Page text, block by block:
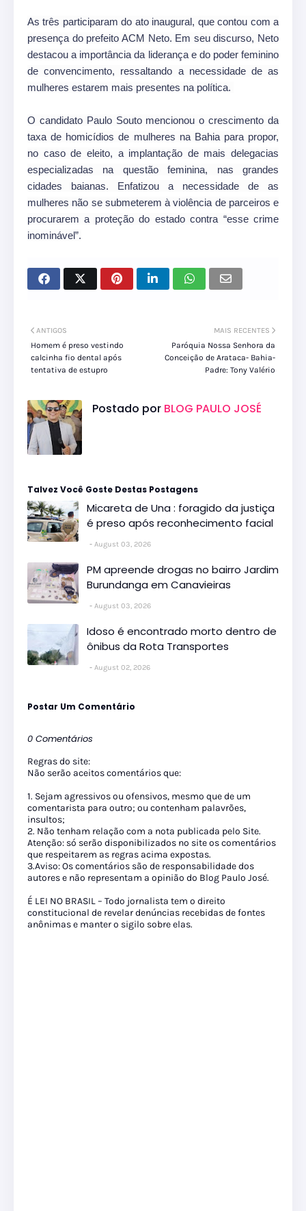
As três participaram do ato inaugural, que contou com a
presença do prefeito ACM Neto. Em seu discurso, Neto
destacou a importância da liderança e do poder feminino
de convencimento, ressaltando a necessidade de as
mulheres estarem mais presentes na política.
O candidato Paulo Souto mencionou o crescimento da
taxa de homicídios de mulheres na Bahia para propor,
no caso de eleito, a implantação de mais delegacias
especializadas na questão feminina, nas grandes
cidades baianas. Enfatizou a necessidade de as
mulheres não se submeterem à violência de parceiros e
procurarem a proteção do estado contra “esse crime
inominável”.
MAIS RECENTES
Paróquia Nossa Senhora da
Conceição de Arataca- Bahia-
Padre: Tony Valério
ANTIGOS
Homem é preso vestindo
calcinha fio dental após
tentativa de estupro
Postado por BLOG PAULO JOSÉ
Talvez Você Goste Destas Postagens
Micareta de Una : foragido da justiça
é preso após reconhecimento facial
August 03, 2026
PM apreende drogas no bairro Jardim
Burundanga em Canavieiras
August 03, 2026
Idoso é encontrado morto dentro de
ônibus da Rota Transportes
August 02, 2026
Postar Um Comentário
0 Comentários
Regras do site:
Não serão aceitos comentários que:
1. Sejam agressivos ou ofensivos, mesmo que de um
comentarista para outro; ou contenham palavrões,
insultos;
2. Não tenham relação com a nota publicada pelo Site.
Atenção: só serão disponibilizados no site os comentários
que respeitarem as regras acima expostas.
3.Aviso: Os comentários são de responsabilidade dos
autores e não representam a opinião do Blog Paulo José.
É LEI NO BRASIL – Todo jornalista tem o direito
constitucional de revelar denúncias recebidas de fontes
anônimas e manter o sigilo sobre elas.